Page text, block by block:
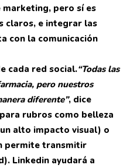
pero sí es
claros, e integrar las
con la comunicación
cada red social.“Todas las
pero nuestros
diferente”, dice
rubros como belleza
alto impacto visual) o
permite transmitir
Linkedin ayudará a